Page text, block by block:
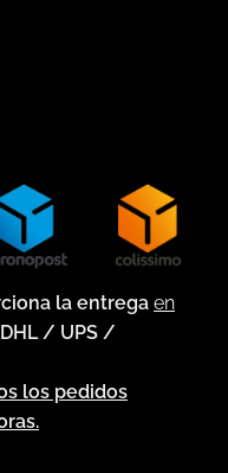
la entrega en
/ UPS /
los pedidos